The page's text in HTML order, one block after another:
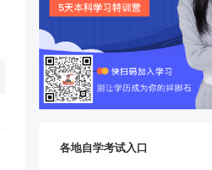
各地自学考试入口